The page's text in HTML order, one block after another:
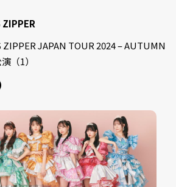
ZIPPER
ZIPPER JAPAN TOUR 2024 – AUTUMN
（1）